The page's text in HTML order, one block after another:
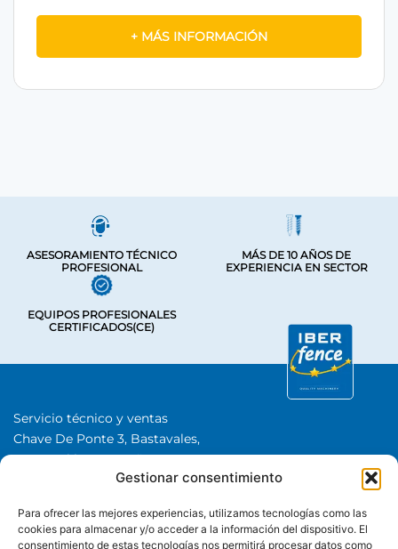
Gestionar consentimiento
Para ofrecer las mejores experiencias, utilizamos tecnologías como las
cookies para almacenar y/o acceder a la información del dispositivo. El
consentimiento de estas tecnologías nos permitirá procesar datos como
+ MÁS INFORMACIÓN
ASESORAMIENTO TÉCNICO
PROFESIONAL
MÁS DE 10 AÑOS DE
EXPERIENCIA EN SECTOR
EQUIPOS PROFESIONALES
CERTIFICADOS(CE)
Servicio técnico y ventas
Chave De Ponte 3, Bastavales,
15280 Brión, A Coruña
Iberfence SL I NIF: B74417890
SOBRE NOSOTROS